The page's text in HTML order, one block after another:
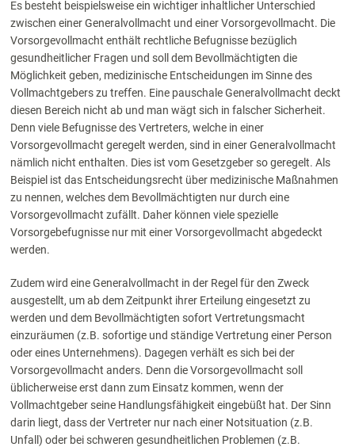
Es besteht beispielsweise ein wichtiger inhaltlicher Unterschied
zwischen einer Generalvollmacht und einer Vorsorgevollmacht. Die
Vorsorgevollmacht enthält rechtliche Befugnisse bezüglich
gesundheitlicher Fragen und soll dem Bevollmächtigten die
Möglichkeit geben, medizinische Entscheidungen im Sinne des
Vollmachtgebers zu treffen. Eine pauschale Generalvollmacht deckt
diesen Bereich nicht ab und man wägt sich in falscher Sicherheit.
Denn viele Befugnisse des Vertreters, welche in einer
Vorsorgevollmacht geregelt werden, sind in einer Generalvollmacht
nämlich nicht enthalten. Dies ist vom Gesetzgeber so geregelt. Als
Beispiel ist das Entscheidungsrecht über medizinische Maßnahmen
zu nennen, welches dem Bevollmächtigten nur durch eine
Vorsorgevollmacht zufällt. Daher können viele spezielle
Vorsorgebefugnisse nur mit einer Vorsorgevollmacht abgedeckt
werden.
Zudem wird eine Generalvollmacht in der Regel für den Zweck
ausgestellt, um ab dem Zeitpunkt ihrer Erteilung eingesetzt zu
werden und dem Bevollmächtigten sofort Vertretungsmacht
einzuräumen (z.B. sofortige und ständige Vertretung einer Person
oder eines Unternehmens). Dagegen verhält es sich bei der
Vorsorgevollmacht anders. Denn die Vorsorgevollmacht soll
üblicherweise erst dann zum Einsatz kommen, wenn der
Vollmachtgeber seine Handlungsfähigkeit eingebüßt hat. Der Sinn
darin liegt, dass der Vertreter nur nach einer Notsituation (z.B.
Unfall) oder bei schweren gesundheitlichen Problemen (z.B.